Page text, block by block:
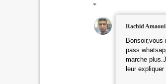
Rachid Amaoui
Bonsoir,vous
pass
marche
leur